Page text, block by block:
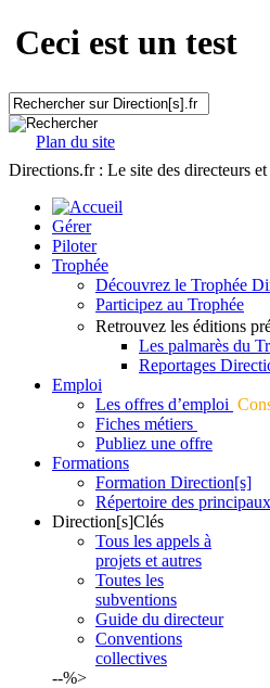
Ceci est un test
Plan du site
Directions.fr : Le site des directeurs
Gérer
Piloter
Trophée
Découvrez le Trophée
Participez au Trophée
Retrouvez les éditions
Les palmarès du
Reportages
Emploi
Les offres d’emploi
Fiches métiers
Publiez une offre
Formations
Formation Direction[s]
Répertoire des
Direction[s]Clés
Tous les appels à
projets et autres
Toutes les
subventions
Guide du directeur
Conventions
collectives
--%>